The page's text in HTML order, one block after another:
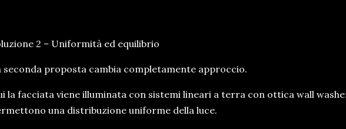
2 – Uniformità ed equilibrio
seconda proposta cambia completamente approccio.
la facciata viene illuminata con sistemi lineari a terra con ottica wall
una distribuzione uniforme della luce.